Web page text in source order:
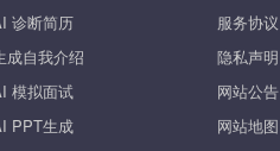
诊断简历
成自我介绍
模拟面试
PPT生成
服务协议
隐私声明
网站公告
网站地图